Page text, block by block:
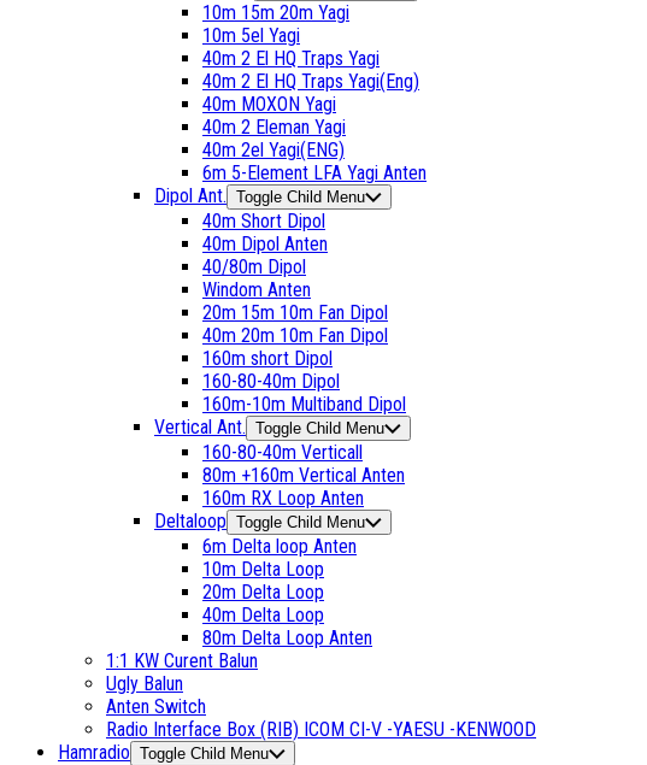
10m 15m 20m Yagi
10m 5el Yagi
40m 2 El HQ Traps Yagi
40m 2 El HQ Traps Yagi(Eng)
40m MOXON Yagi
40m 2 Eleman Yagi
40m 2el Yagi(ENG)
6m 5-Element LFA Yagi Anten
Dipol Ant. Toggle Child Menu
40m Short Dipol
40m Dipol Anten
40/80m Dipol
Windom Anten
20m 15m 10m Fan Dipol
40m 20m 10m Fan Dipol
160m short Dipol
160-80-40m Dipol
160m-10m Multiband Dipol
Vertical Ant. Toggle Child Menu
160-80-40m Verticall
80m +160m Vertical Anten
160m RX Loop Anten
Deltaloop Toggle Child Menu
6m Delta loop Anten
10m Delta Loop
20m Delta Loop
40m Delta Loop
80m Delta Loop Anten
1:1 KW Curent Balun
Ugly Balun
Anten Switch
Radio Interface Box (RIB) ICOM CI-V -YAESU -KENWOOD
Hamradio Toggle Child Menu